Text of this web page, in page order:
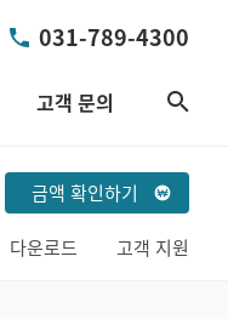
031-789-4300
고객 문의
금액 확인하기
다운로드 고객 지원